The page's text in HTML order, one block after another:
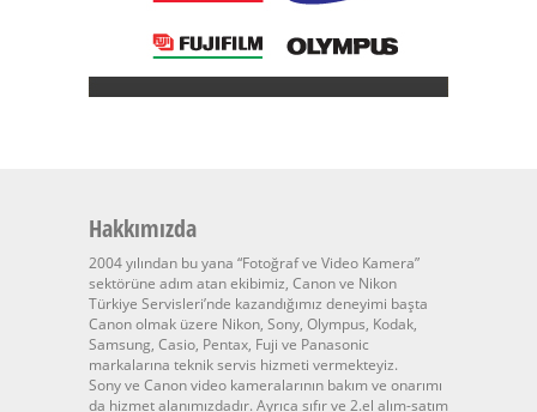
Hakkımızda
2004 yılından bu yana “Fotoğraf ve Video Kamera”
sektörüne adım atan ekibimiz, Canon ve Nikon
Türkiye Servisleri’nde kazandığımız deneyimi başta
Canon olmak üzere Nikon, Sony, Olympus, Kodak,
Samsung, Casio, Pentax, Fuji ve Panasonic
markalarına teknik servis hizmeti vermekteyiz.
Sony ve Canon video kameralarının bakım ve onarımı
da hizmet alanımızdadır. Ayrıca sıfır ve 2.el alım-satım